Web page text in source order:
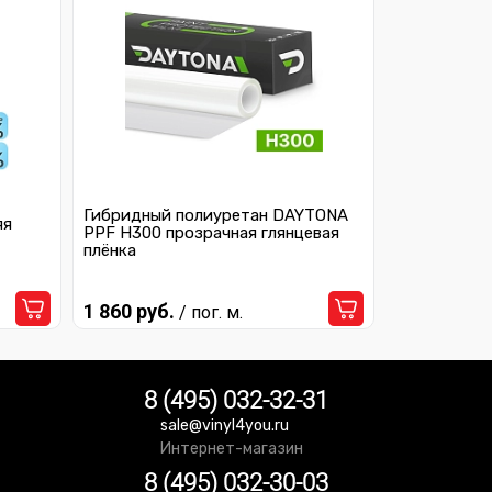
Гибридный полиуретан DAYTONA
PPF H300 прозрачная глянцевая
плёнка
1 860 руб. / пог. м.
8 (495) 032-32-31
sale@vinyl4you.ru
Интернет-магазин
8 (495) 032-30-03